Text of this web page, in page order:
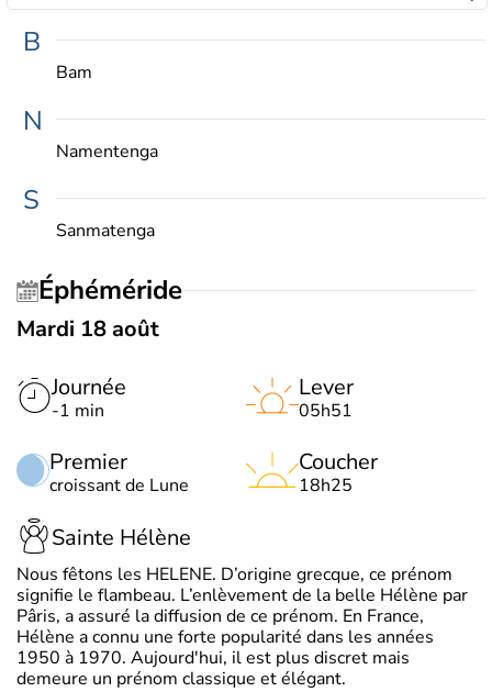
B
Bam
N
Namentenga
S
Sanmatenga
Éphéméride
Mardi 18 août
Journée
-1 min
Premier
croissant de Lune
Lever
05h51
Coucher
18h25
Sainte Hélène
Nous fêtons les HELENE. D’origine grecque, ce prénom
signifie le flambeau. L’enlèvement de la belle Hélène par
Pâris, a assuré la diffusion de ce prénom. En France,
Hélène a connu une forte popularité dans les années
1950 à 1970. Aujourd'hui, il est plus discret mais
demeure un prénom classique et élégant.